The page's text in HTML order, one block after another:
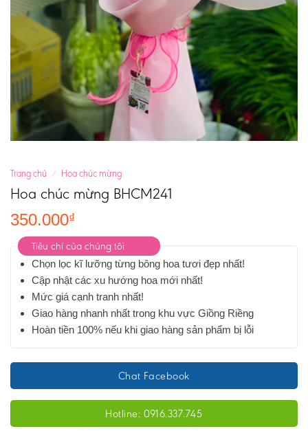
Trang chủ / Hoa chúc mừng
Hoa chúc mừng BHCM241
350.000₫
Tiêu chí của chúng tôi
Chọn lọc kĩ lưỡng từng bông hoa tươi đẹp nhất!
Cập nhật các xu hướng hoa mới nhất!
Mức giá cạnh tranh nhất!
Giao hàng nhanh nhất trong khu vực Giồng Riềng
Hoàn tiền 100% nếu khi giao hàng sản phẩm bị lỗi
Chat Facebook
Hotline: 0916.337.745